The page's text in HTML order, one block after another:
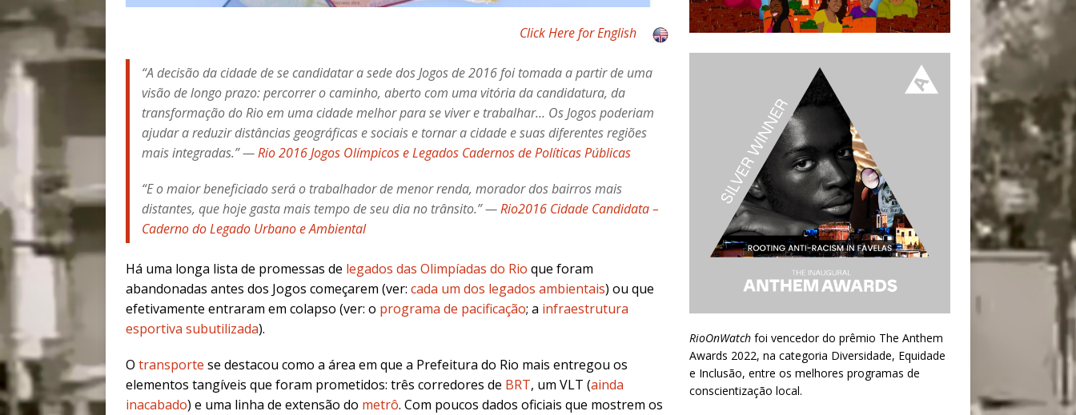
Click Here for English
“A decisão da cidade de se candidatar a sede dos Jogos de 2016 foi tomada a partir de uma
visão de longo prazo: percorrer o caminho, aberto com uma vitória da candidatura, da
transformação do Rio em uma cidade melhor para se viver e trabalhar… Os Jogos poderiam
ajudar a reduzir distâncias geográficas e sociais e tornar a cidade e suas diferentes regiões
mais integradas.” —Rio 2016 Jogos Olímpicos e Legados Cadernos de Políticas Públicas
“E o maior beneficiado será o trabalhador de menor renda, morador dos bairros mais
distantes, que hoje gasta mais tempo de seu dia no trânsito.” —Rio2016 Cidade Candidata –
Caderno do Legado Urbano e Ambiental
Há uma longa lista de promessas de legados das Olimpíadas do Rio que foram
abandonadas antes dos Jogos começarem (ver: cada um dos legados ambientais) ou que
efetivamente entraram em colapso (ver: o programa de pacificação; a infraestrutura
esportiva subutilizada).
O transporte se destacou como a área em que a Prefeitura do Rio mais entregou os
elementos tangíveis que foram prometidos: três corredores de BRT, um VLT (ainda
inacabado) e uma linha de extensão do metrô. Com poucos dados oficiais que mostrem os
RioOnWatchfoi vencedor do prêmio The Anthem
Awards 2022, na categoria Diversidade, Equidade
e Inclusão, entre os melhores programas de
conscientização local.